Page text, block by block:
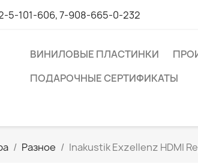
5-101-606, 7-908-665-0-232
ВИНИЛОВЫЕ ПЛАСТИНКИ
ПОДАРОЧНЫЕ СЕРТИФИКАТЫ
Разное Inakustik Exzellenz HDMI